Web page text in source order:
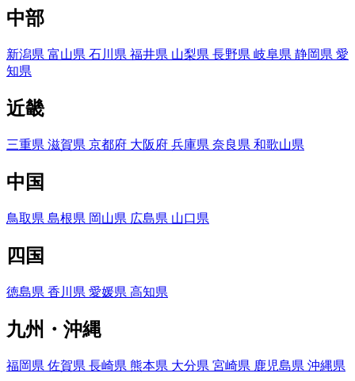
中部
新潟県 富山県 石川県 福井県 山梨県 長野県 岐阜県 静岡県 愛
知県
近畿
三重県 滋賀県 京都府 大阪府 兵庫県 奈良県 和歌山県
中国
鳥取県 島根県 岡山県 広島県 山口県
四国
徳島県 香川県 愛媛県 高知県
九州・沖縄
福岡県 佐賀県 長崎県 熊本県 大分県 宮崎県 鹿児島県 沖縄県